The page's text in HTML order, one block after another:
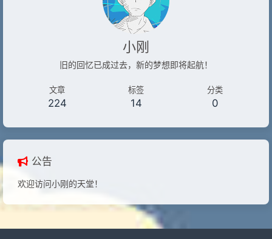
小刚
旧的回忆已成过去，新的梦想即将起航！
文章
224
标签
14
分类
0
公告
欢迎访问小刚的天堂！